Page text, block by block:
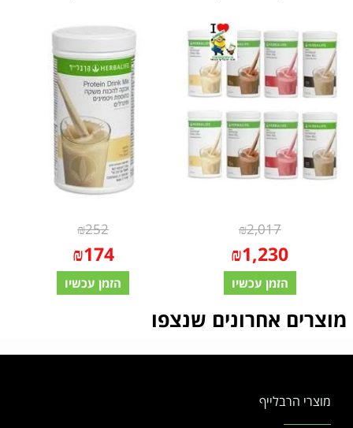
₪2,017
₪1,230
הזמן עכשיו
₪252
₪174
הזמן עכשיו
מוצרים אחרונים שנצפו
מוצרי הרבלייף